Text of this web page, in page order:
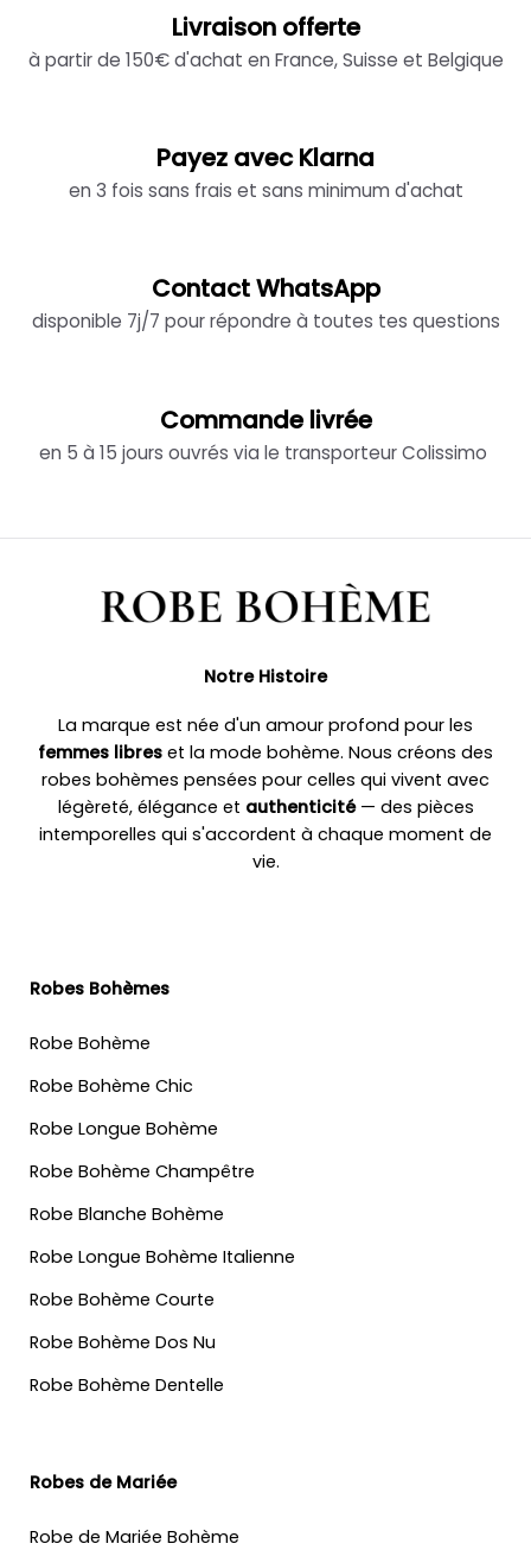
Livraison offerte
à partir de 150€ d'achat en France, Suisse et Belgique
Payez avec Klarna
en 3 fois sans frais et sans minimum d'achat
Contact WhatsApp
disponible 7j/7 pour répondre à toutes tes questions
Commande livrée
en 5 à 15 jours ouvrés via le transporteur Colissimo
Notre Histoire
La marque est née d'un amour profond pour les
femmes libres et la mode bohème. Nous créons des
robes bohèmes pensées pour celles qui vivent avec
légèreté, élégance et authenticité— des pièces
intemporelles qui s'accordent à chaque moment de
vie.
Robes Bohèmes
Robe Bohème
Robe Bohème Chic
Robe Longue Bohème
Robe Bohème Champêtre
Robe Blanche Bohème
Robe Longue Bohème Italienne
Robe Bohème Courte
Robe Bohème Dos Nu
Robe Bohème Dentelle
Robes de Mariée
Robe de Mariée Bohème